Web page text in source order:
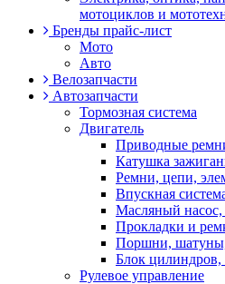
мотоциклов и
Бренды прайс-лист
Мото
Авто
Велозапчасти
Автозапчасти
Тормозная система
Двигатель
Приводные
Катушка
Ремни, цепи,
Впускная
Масляный насос,
Прокладки и
Поршни, шатуны,
Блок цилиндров,
Рулевое управление